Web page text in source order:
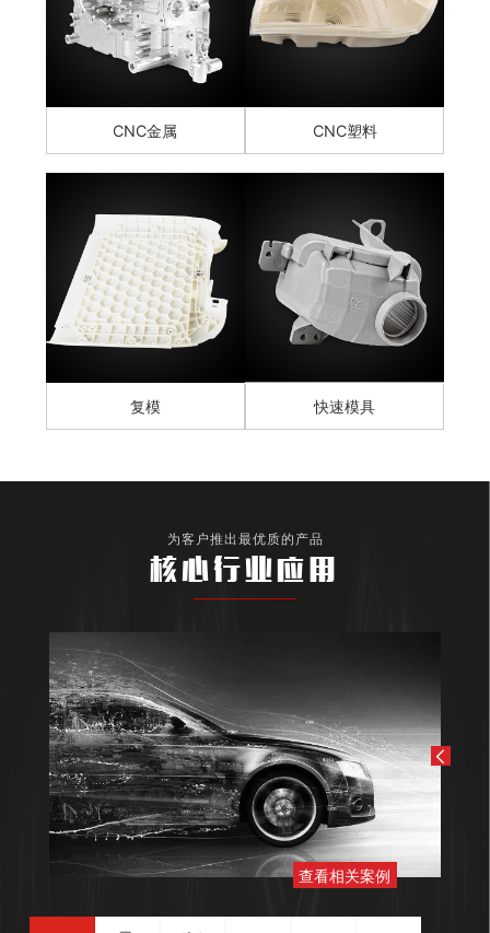
CNC金属 CNC塑料
复模 快速模具
为客户推出最优质的产品
核心行业应用
查看相关案例